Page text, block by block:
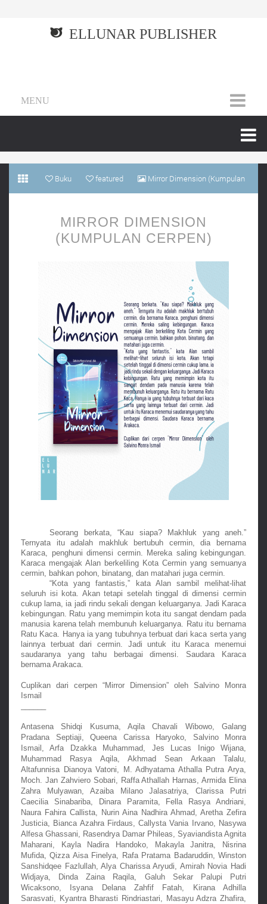
ELLUNAR PUBLISHER
MENU
Buku featured Mirror Dimension (Kumpulan
MIRROR DIMENSION
(KUMPULAN CERPEN)
Seorang berkata, “Kau siapa? Makhluk yang aneh.”
Ternyata itu adalah makhluk bertubuh cermin, dia bernama
Karaca, penghuni dimensi cermin. Mereka saling kebingungan.
Karaca mengajak Alan berkeliling Kota Cermin yang semuanya
cermin, bahkan pohon, binatang, dan matahari juga cermin.
“Kota yang fantastis,” kata Alan sambil melihat-lihat
seluruh isi kota. Akan tetapi setelah tinggal di dimensi cermin
cukup lama, ia jadi rindu sekali dengan keluarganya. Jadi Karaca
kebingungan. Ratu yang memimpin kota itu sangat dendam pada
manusia karena telah membunuh keluarganya. Ratu itu bernama
Ratu Kaca. Hanya ia yang tubuhnya terbuat dari kaca serta yang
lainnya terbuat dari cermin. Jadi untuk itu Karaca menemui
saudaranya yang tahu berbagai dimensi. Saudara Karaca
bernama Arakaca.
Cuplikan dari cerpen “Mirror Dimension” oleh Salvino Monra
Ismail
Antasena Shidqi Kusuma, Aqila Chavali Wibowo, Galang
Pradana Septiaji, Queena Carissa Haryoko, Salvino Monra
Ismail , Arfa Dzakka Muhammad, Jes Lucas Inigo Wijana
Muhammad Rasya Aqila, Akhmad Sean Arkaan Talalu
Altafunnisa Dianoya Vatoni, M. Adhyatama Athalla Putra Arya
Moch. Jan Zahviero Sobari, Raffa Athallah Harnas, Armida Elina
Zahra Mulyawan, Azaiba Milano Jalasatriya, Clarissa Putri
Caecilia Sinabariba, Dinara Paramita, Fella Rasya Andriani
Naura Fahira Callista, Nurin Aina Nadhira Ahmad, Aretha Zefira
Justicia, Bianca Azahra Firdaus, Callysta Vania Irvano, Nasywa
Alfesa Ghassani, Rasendrya Damar Phileas, Syaviandista Agnita
Maharani, Kayla Nadira Handoko, Makayla Janitra,
Nisrina
Mufida, Qizza Aisa Finelya, Rafa Pratama Badaruddin, Winston
Sanshidqee Fazlullah, Alya Charissa Aryudi, Amirah Novia Hadi
Widjaya, Dinda Zaina Raqila, Galuh Sekar Palupi Putri
Wicaksono, Isyana Delana Zahfif Fatah,
Kirana Adhilla
Sarasvati, Kyantra Bharasti Rindriastari, Masayu Adzra Zhafira